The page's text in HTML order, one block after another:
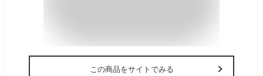
この商品をサイトでみる